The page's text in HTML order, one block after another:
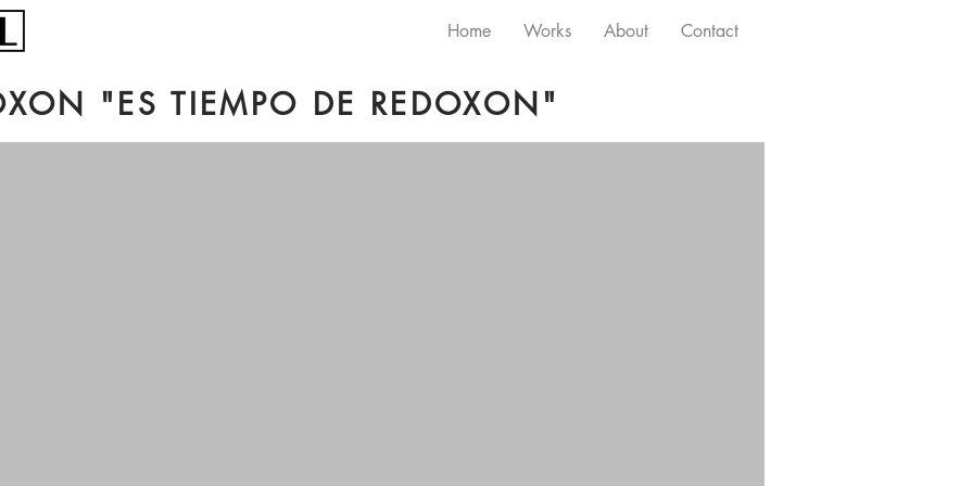
Home Works About Contact
"ES TIEMPO DE REDOXON"